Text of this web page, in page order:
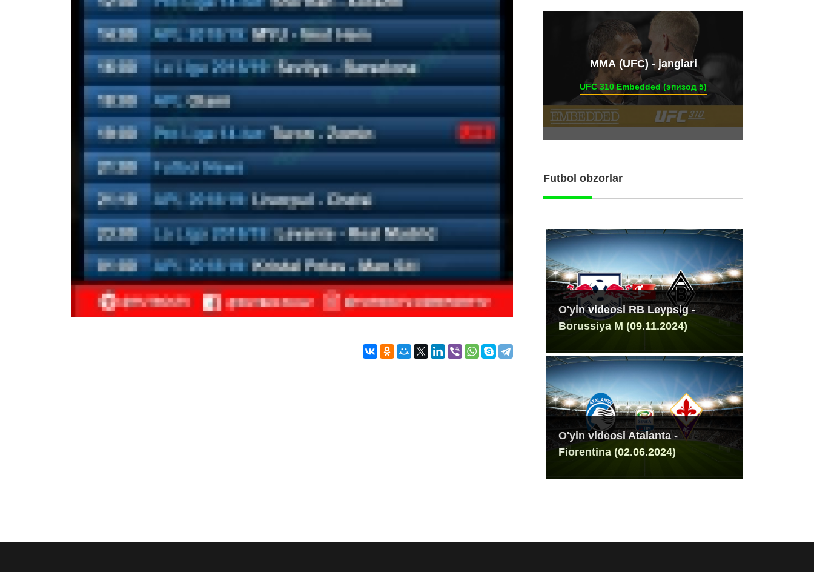
ММА (UFC) - janglari
UFC 310 Embedded (эпизод 5)
Futbol obzorlar
O'yin videosi RB Leypsig -
Borussiya M (09.11.2024)
O'yin videosi Atalanta -
Fiorentina (02.06.2024)